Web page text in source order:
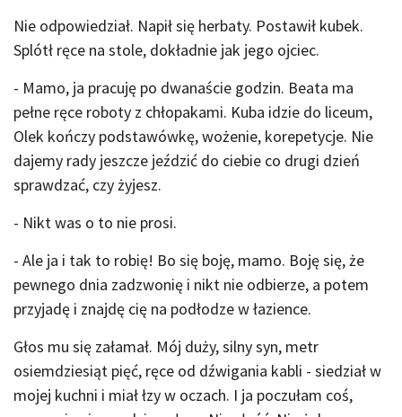
Nie odpowiedział. Napił się herbaty. Postawił kubek.
Splótł ręce na stole, dokładnie jak jego ojciec.
- Mamo, ja pracuję po dwanaście godzin. Beata ma
pełne ręce roboty z chłopakami. Kuba idzie do liceum,
Olek kończy podstawówkę, wożenie, korepetycje. Nie
dajemy rady jeszcze jeździć do ciebie co drugi dzień
sprawdzać, czy żyjesz.
- Nikt was o to nie prosi.
- Ale ja i tak to robię! Bo się boję, mamo. Boję się, że
pewnego dnia zadzwonię i nikt nie odbierze, a potem
przyjadę i znajdę cię na podłodze w łazience.
Głos mu się załamał. Mój duży, silny syn, metr
osiemdziesiąt pięć, ręce od dźwigania kabli - siedział w
mojej kuchni i miał łzy w oczach. I ja poczułam coś,